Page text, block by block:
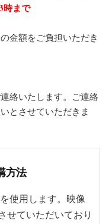
時まで
金額をご負担いただき
絡いたします。ご連絡
とさせていただきま
方法
使用します。映像
せていただいており